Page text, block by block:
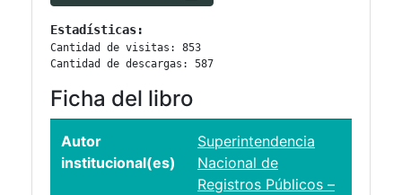
Estadísticas:
Cantidad de visitas: 853
Cantidad de descargas: 587
Ficha del libro
Autor
institucional(es)
Superintendencia
Nacional de
Registros Públicos –